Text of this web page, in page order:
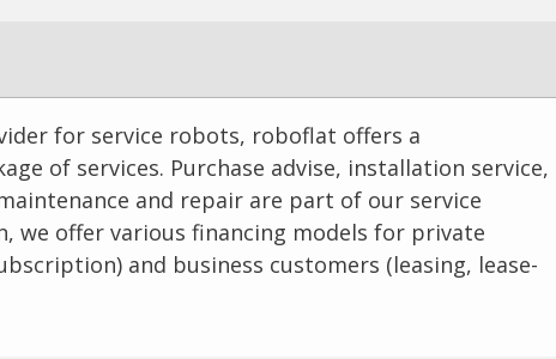
for service robots, roboflat offers a
of services. Purchase advise, installation service,
and repair are part of our service
we offer various financing models for private
and business customers (leasing, lease-